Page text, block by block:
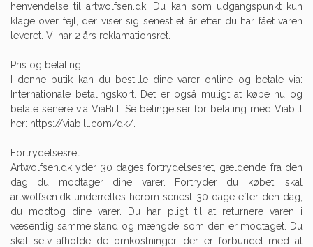
henvendelse til artwolfsen.dk. Du kan som udgangspunkt kun
klage over fejl, der viser sig senest et år efter du har fået varen
leveret. Vi har 2 års reklamationsret.
Pris og betaling
I denne butik kan du bestille dine varer online og betale via:
Internationale betalingskort. Det er også muligt at købe nu og
betale senere via ViaBill. Se betingelser for betaling med Viabill
her: https://viabill.com/dk/.
Fortrydelsesret
Artwolfsen.dk yder 30 dages fortrydelsesret, gældende fra den
dag du modtager dine varer. Fortryder du købet, skal
artwolfsen.dk underrettes herom senest 30 dage efter den dag,
du modtog dine varer. Du har pligt til at returnere varen i
væsentlig samme stand og mængde, som den er modtaget. Du
skal selv afholde de omkostninger, der er forbundet med at